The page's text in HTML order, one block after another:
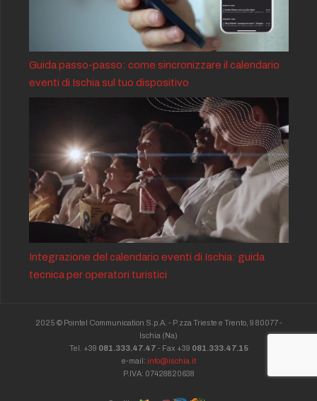
Guida passo-passo: come sincronizzare il calendario
eventi di Ischia sul tuo dispositivo
Integrazione del calendario eventi di Ischia: guida
tecnica per operatori turistici
2025 © Pointel Communication S.p.A. - P.zza Trieste e Trento, 9 80077 -
Ischia (Na)
Tel. +39 081.333.47.47 - Fax +39 081.333.47.15
e-mail: info@ischia.it
P.IVA: 07428820638